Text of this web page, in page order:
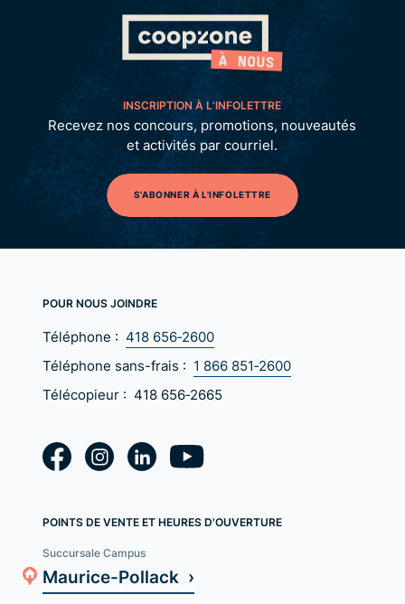
INSCRIPTION À L’INFOLETTRE
Recevez nos concours, promotions, nouveautés
et activités par courriel.
S'ABONNER À L'INFOLETTRE
POUR NOUS JOINDRE
Téléphone : 418 656‑2600
Téléphone sans-frais : 1 866 851‑2600
Télécopieur : 418 656‑2665
POINTS DE VENTE ET HEURES D'OUVERTURE
Succursale Campus
Maurice-Pollack ›